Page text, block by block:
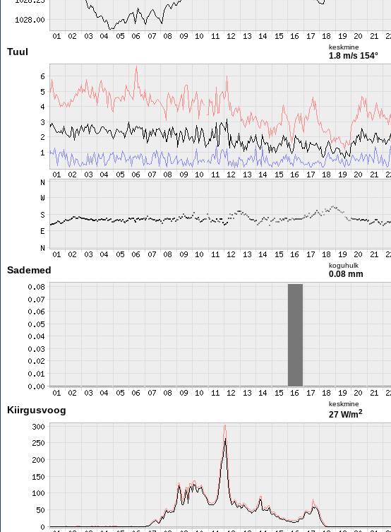
Tuul keskmine
1.8 m/s 154°
Sademed koguhulk
0.08 mm
Kiirgusvoog
keskmine
27 W/m2